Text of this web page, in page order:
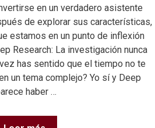
en un verdadero asistente
de explorar sus características,
estamos en un punto de inflexión
Research: La investigación nunca
has sentido que el tiempo no te
un tema complejo? Yo sí y Deep
haber …